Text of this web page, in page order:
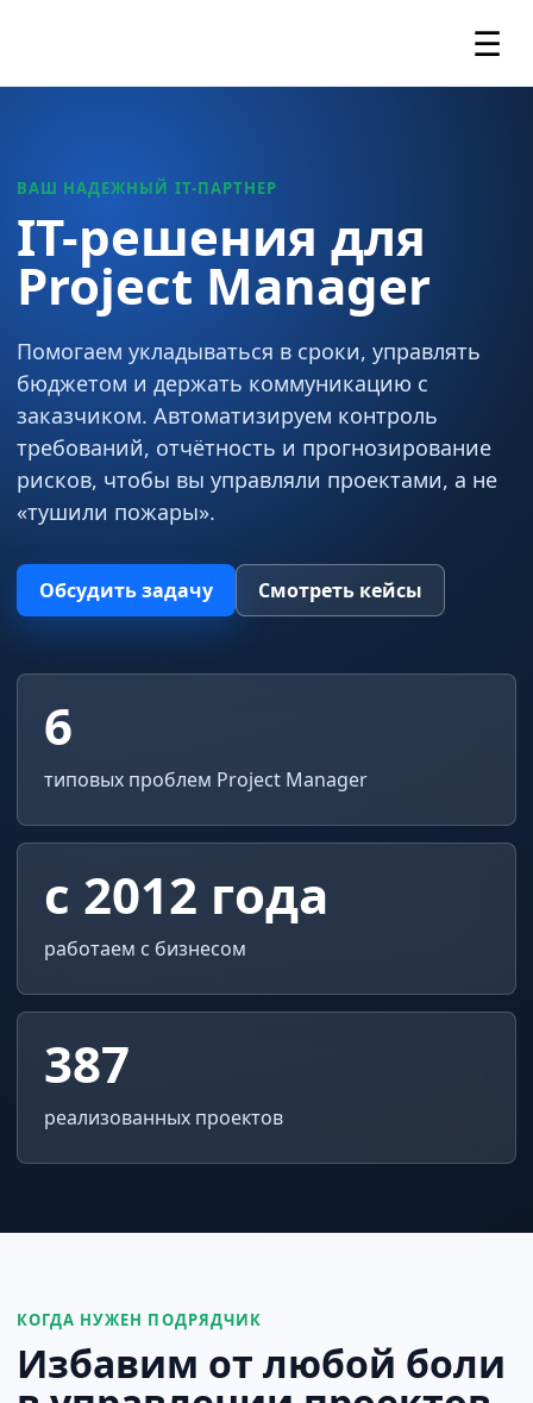
☰
ВАШ НАДЕЖНЫЙ IT-ПАРТНЕР
IT-решения для
Project Manager
Помогаем укладываться в сроки, управлять
бюджетом и держать коммуникацию с
заказчиком. Автоматизируем контроль
требований, отчётность и прогнозирование
рисков, чтобы вы управляли проектами, а не
«тушили пожары».
Обсудить задачу Смотреть кейсы
6
типовых проблем Project Manager
с 2012 года
работаем с бизнесом
387
реализованных проектов
КОГДА НУЖЕН ПОДРЯДЧИК
Избавим от любой боли